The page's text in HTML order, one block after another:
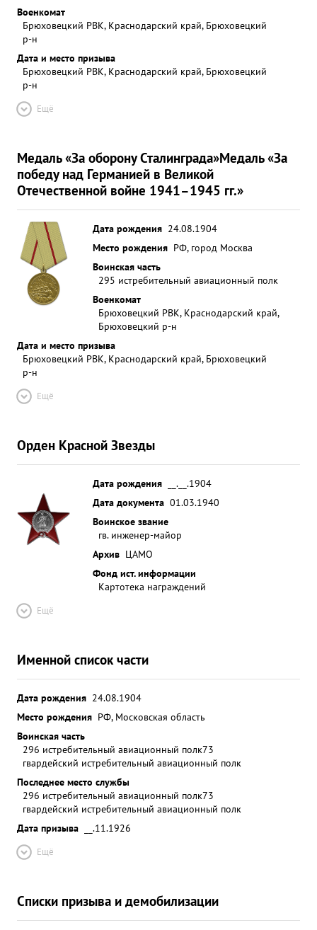
Военкомат
Брюховецкий РВК, Краснодарский край, Брюховецкий
р-н
Дата и место призыва
Брюховецкий РВК, Краснодарский край, Брюховецкий
р-н
Ещё
Медаль «За оборону Сталинграда»Медаль «За
победу над Германией в Великой
Отечественной войне 1941–1945 гг.»
Дата рождения 24.08.1904
Место рождения РФ, город Москва
Воинская часть
295 истребительный авиационный полк
Военкомат
Брюховецкий РВК, Краснодарский край,
Брюховецкий р-н
Дата и место призыва
Брюховецкий РВК, Краснодарский край, Брюховецкий
р-н
Ещё
Орден Красной Звезды
Дата рождения
__.__.1904
Дата документа 01.03.1940
Воинское звание
гв. инженер-майор
Архив ЦАМО
Фонд ист. информации
Картотека награждений
Ещё
Именной список части
Дата рождения 24.08.1904
Место рождения РФ, Московская область
Воинская часть
296 истребительный авиационный полк73
гвардейский истребительный авиационный полк
Последнее место службы
296 истребительный авиационный полк73
гвардейский истребительный авиационный полк
Дата призыва
__.11.1926
Ещё
Списки призыва и демобилизации